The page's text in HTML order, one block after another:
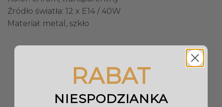
Źródło światła: 12 x E14 / 40W
Materiał: metal, szkło
RABAT
NIESPODZIANKA